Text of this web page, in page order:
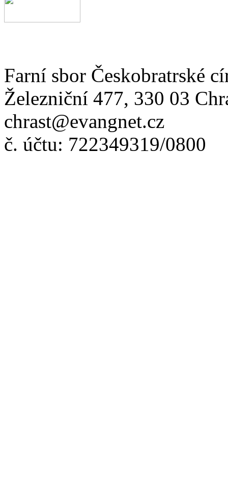
Farní sbor Českobratrské
Železniční 477, 330 03
chrast@evangnet.cz
č. účtu: 722349319/0800